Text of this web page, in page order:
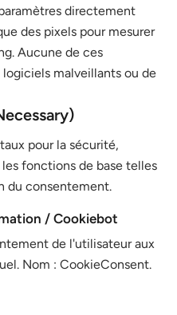
directement
des pixels pour mesurer
Aucune de ces
malveillants ou de
pour la sécurité,
fonctions de base telles
du consentement.
/ Cookiebot
de l'utilisateur aux
Nom : CookieConsent.